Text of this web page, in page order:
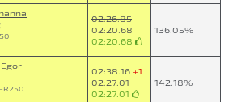
02:26.85
02:20.68
02:20.68
136.05%
R250
02:38.16 +1
02:27.01
02:27.01
142.18%